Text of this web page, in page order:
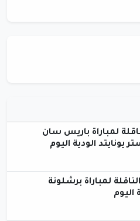
لمباراة باريس سان
يونايتد الودية اليوم
لمباراة برشلونة
اليوم